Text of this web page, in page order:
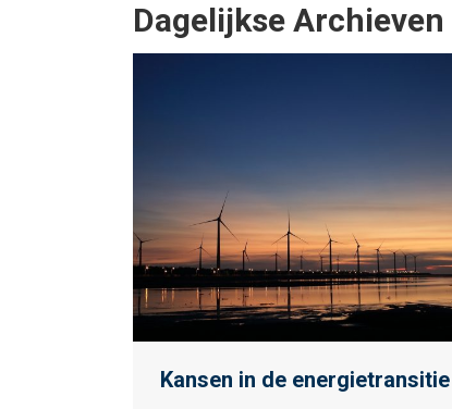
Dagelijkse Archieven
Kansen in de energietransitie